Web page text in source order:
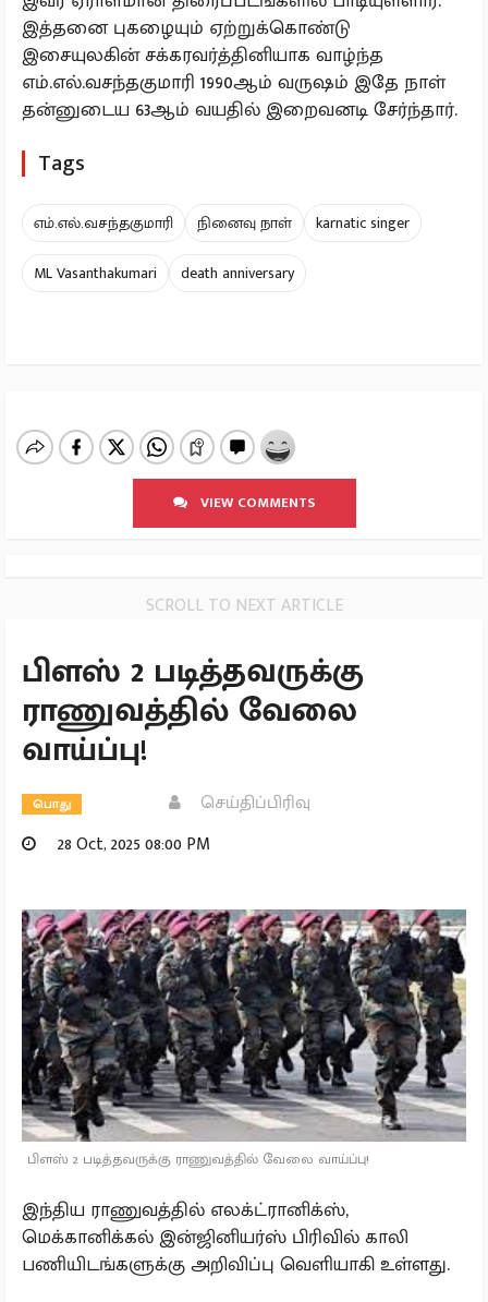
இத்தனை புகழையும் ஏற்றுக்கொண்டு
இசையுலகின் சக்கரவர்த்தினியாக வாழ்ந்த
எம்.எல்.வசந்தகுமாரி 1990ஆம் வருஷம் இதே நாள்
தன்னுடைய 63ஆம் வயதில் இறைவனடி சேர்ந்தார்.
Tags
எம்.எல்.வசந்தகுமாரி நினைவு நாள்
karnatic singer
ML Vasanthakumari
death anniversary
VIEW COMMENTS
SCROLL TO NEXT ARTICLE
பிளஸ் 2 படித்தவருக்கு
ராணுவத்தில் வேலை
வாய்ப்பு!
பொது
செய்திப்பிரிவு
28 Oct, 2025 08:00 PM
பிளஸ் 2 படித்தவருக்கு ராணுவத்தில் வேலை வாய்ப்பு!
இந்திய ராணுவத்தில் எலக்ட்ரானிக்ஸ்,
மெக்கானிக்கல் இன்ஜினியர்ஸ் பிரிவில் காலி
பணியிடங்களுக்கு அறிவிப்பு வெளியாகி உள்ளது.